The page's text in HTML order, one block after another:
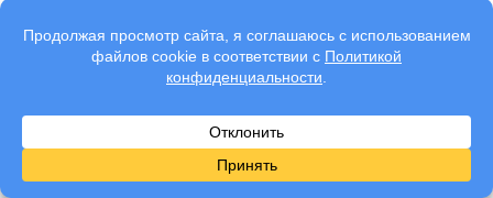
обращаться к специалистам, чтобы сохранить
здоровье и избежать тяжёлых последствий. Мы
качественное лечение алкоголизма
Преимущества лечения